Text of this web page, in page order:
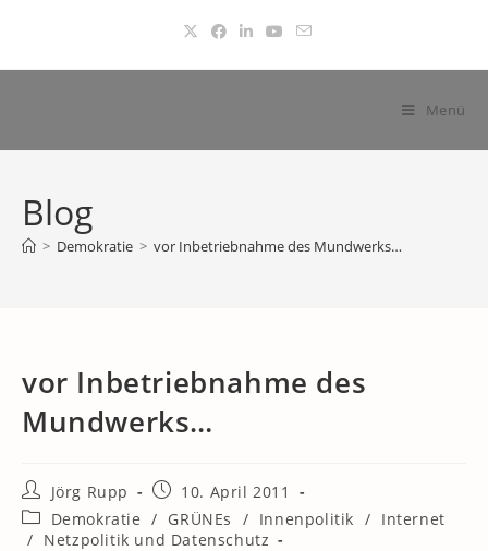
springen
Menü
Blog
> Demokratie > vor Inbetriebnahme des Mundwerks…
vor Inbetriebnahme des
Mundwerks…
Beitrags-
Autor:
Jörg Rupp
Beitrag
veröffentlicht:
10. April 2011
Beitrags-
Kategorie:
Demokratie / GRÜNEs / Innenpolitik / Internet
/ Netzpolitik und Datenschutz